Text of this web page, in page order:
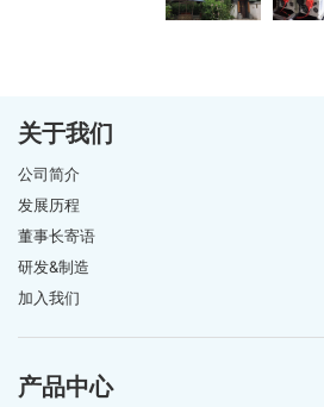
关于我们
公司简介
发展历程
董事长寄语
研发&制造
加入我们
产品中心